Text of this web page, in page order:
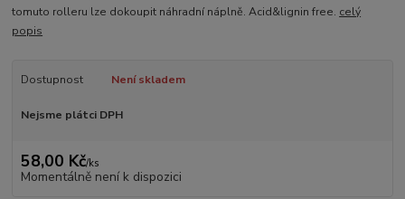
tomuto rolleru lze dokoupit náhradní náplně. Acid&lignin free. celý
popis
Dostupnost Není skladem
Nejsme plátci DPH
58,00 Kč/ks
Momentálně není k dispozici